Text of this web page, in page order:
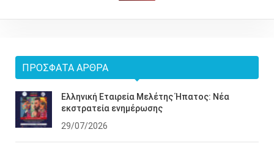
ΠΡΌΣΦΑΤΑ ΆΡΘΡΑ
Ελληνική Εταιρεία Μελέτης Ήπατος: Νέα
εκστρατεία ενημέρωσης
29/07/2026